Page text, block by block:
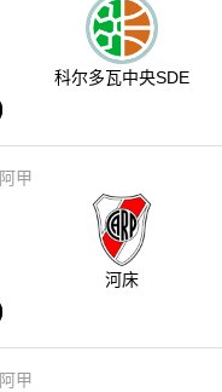
科尔多瓦中央SDE
阿甲
河床
阿甲